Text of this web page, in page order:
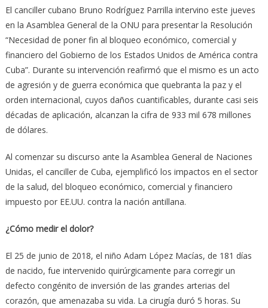
El canciller cubano Bruno Rodríguez Parrilla intervino este jueves
en la Asamblea General de la ONU para presentar la Resolución
“Necesidad de poner fin al bloqueo económico, comercial y
financiero del Gobierno de los Estados Unidos de América contra
Cuba”. Durante su intervención reafirmó que el mismo es un acto
de agresión y de guerra económica que quebranta la paz y el
orden internacional, cuyos daños cuantificables, durante casi seis
décadas de aplicación, alcanzan la cifra de 933 mil 678 millones
de dólares.
Al comenzar su discurso ante la Asamblea General de Naciones
Unidas, el canciller de Cuba, ejemplificó los impactos en el sector
de la salud, del bloqueo económico, comercial y financiero
impuesto por EE.UU. contra la nación antillana.
¿Cómo medir el dolor?
El 25 de junio de 2018, el niño Adam López Macías, de 181 días
de nacido, fue intervenido quirúrgicamente para corregir un
defecto congénito de inversión de las grandes arterias del
corazón, que amenazaba su vida. La cirugía duró 5 horas. Su